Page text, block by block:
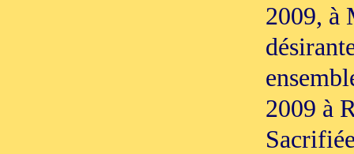
2009, à
2009 à